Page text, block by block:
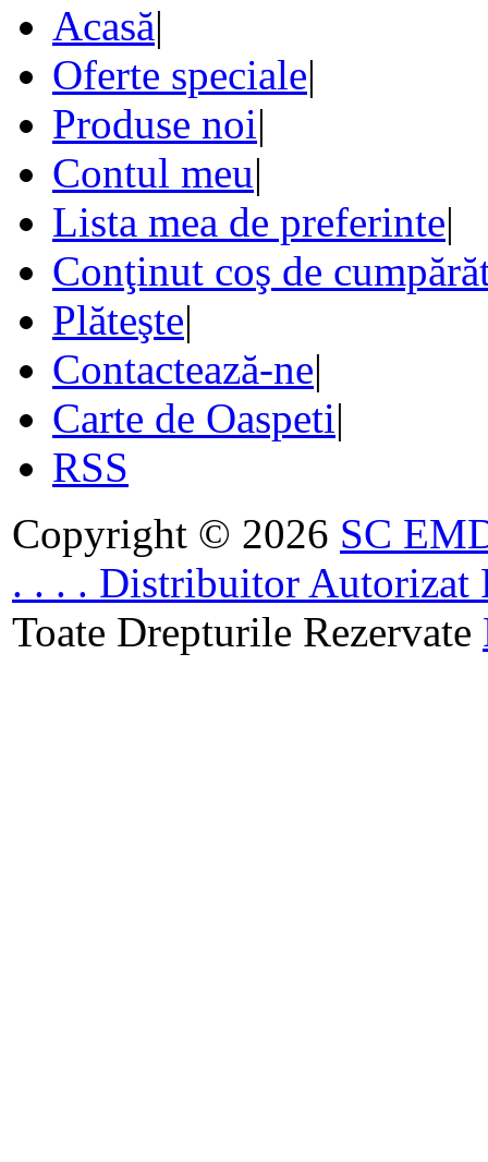
Acasă|
Oferte speciale|
Produse noi|
Contul meu|
Lista mea de preferinte|
Conţinut coş de
Plăteşte|
Contactează-ne|
Carte de Oaspeti|
RSS
Copyright © 2026 SC
. . . . Distribuitor Autorizat
Toate Drepturile Rezervate